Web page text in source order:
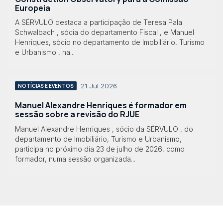
Europeia
A SÉRVULO destaca a participação de Teresa Pala
Schwalbach , sócia do departamento Fiscal , e Manuel
Henriques, sócio no departamento de Imobiliário, Turismo
e Urbanismo , na...
NOTÍCIAS E EVENTOS 21 Jul 2026
Manuel Alexandre Henriques é formador em
sessão sobre a revisão do RJUE
Manuel Alexandre Henriques , sócio da SÉRVULO , do
departamento de Imobiliário, Turismo e Urbanismo,
participa no próximo dia 23 de julho de 2026, como
formador, numa sessão organizada...